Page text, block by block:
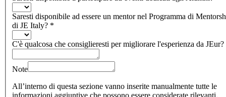
Saresti disponibile ad essere un mentor nel Programma di
di JE Italy? *
C'è qualcosa che consiglieresti per migliorare l'esperienza da JEur?
Note
All’interno di questa sezione vanno inserite manualmente tutte le
informazioni aggiuntive che possono essere considerate rilevanti.